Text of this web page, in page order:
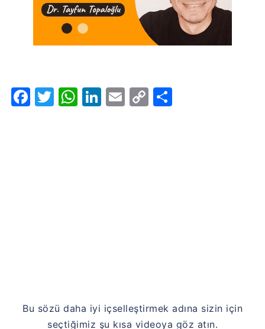
Facebook
Twitter
WhatsApp
LinkedIn
Email
Copy
Bu sözü daha iyi içselleştirmek adına sizin için
seçtiğimiz şu kısa videoya göz atın.